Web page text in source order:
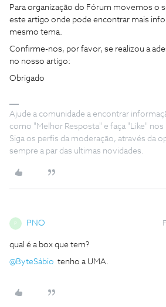
Para organização do Fórum movemos o
este artigo onde pode encontrar mais
mesmo tema.
Confirme-nos, por favor, se realizou a
no nosso artigo:
Obrigado
Ajude a comunidade a encontrar
como "Melhor Resposta" e faça "Like"
Siga os perfis da moderação, através da
sempre a par das ultimas novidades.
PNO
qual é a box que tem?
@ByteSábio tenho a UMA.